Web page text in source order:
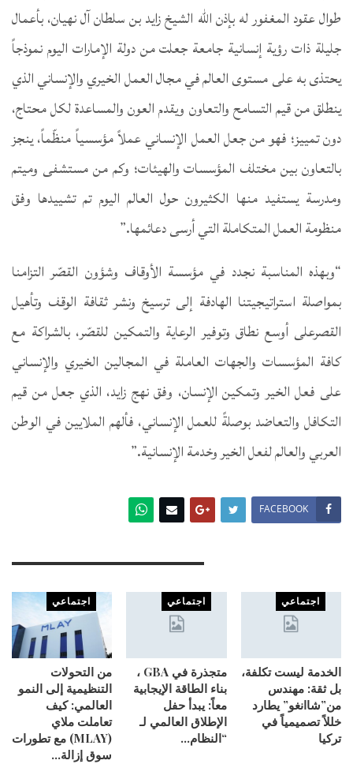
طوال عقود المغفور له بإذن الله الشيخ زايد بن سلطان آل نهيان، بأعمال
جليلة ذات رؤية إنسانية جامعة جعلت من دولة الإمارات اليوم نموذجاً
يحتذى به على مستوى العالم في مجال العمل الخيري والإنساني الذي
ينطلق من قيم التسامح والتعاون ويقدم العون والمساعدة لكل محتاج،
دون تمييز؛ فهو من جعل العمل الإنساني عملاً مؤسسياً منظّماً، ينجز
بالتعاون بين مختلف المؤسسات والهيئات؛ وكم من مستشفى وميتم
ومدرسة يستفيد منها الكثيرون حول العالم اليوم تم تشييدها وفق
منظومة العمل المتكاملة التي أرسى دعائمها.”
“وبهذه المناسبة نجدد في مؤسسة الأوقاف وشؤون القصّر التزامنا
بمواصلة استراتيجيتنا الهادفة إلى ترسيخ ونشر ثقافة الوقف وتأهيل
القصرعلى أوسع نطاق وتوفير الرعاية والتمكين للقصّر، بالشراكة مع
كافة المؤسسات والجهات العاملة في المجالين الخيري والإنساني
على فعل الخير وتمكين الإنسان، وفق نهج زايد، الذي جعل من قيم
التكافل والتعاضد بوصلةً للعمل الإنساني، فألهم الملايين في الوطن
العربي والعالم لفعل الخير وخدمة الإنسانية.”
FACEBOOK
اجتماعي
الخدمة ليست تكلفة،
بل ثقة: مهندس
من”شاانغو” يطارد
خللاً تصميمياً في
تركيا
اجتماعي
متجذرة في GBA ،
بناء الطاقة الإيجابية
معاً: يبدأ حفل
الإطلاق العالمي لـ
“النظام…
اجتماعي
من التحولات
التنظيمية إلى النمو
العالمي: كيف
تعاملت ملاي
(MLAY) مع تطورات
سوق إزالة…